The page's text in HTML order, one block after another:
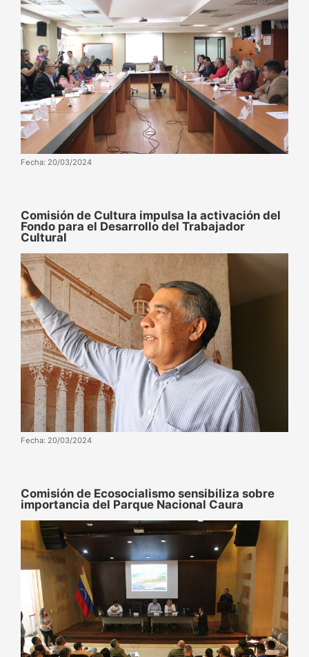
Fecha: 20/03/2024
Comisión de Cultura impulsa la activación del
Fondo para el Desarrollo del Trabajador
Cultural
Fecha: 20/03/2024
Comisión de Ecosocialismo sensibiliza sobre
importancia del Parque Nacional Caura